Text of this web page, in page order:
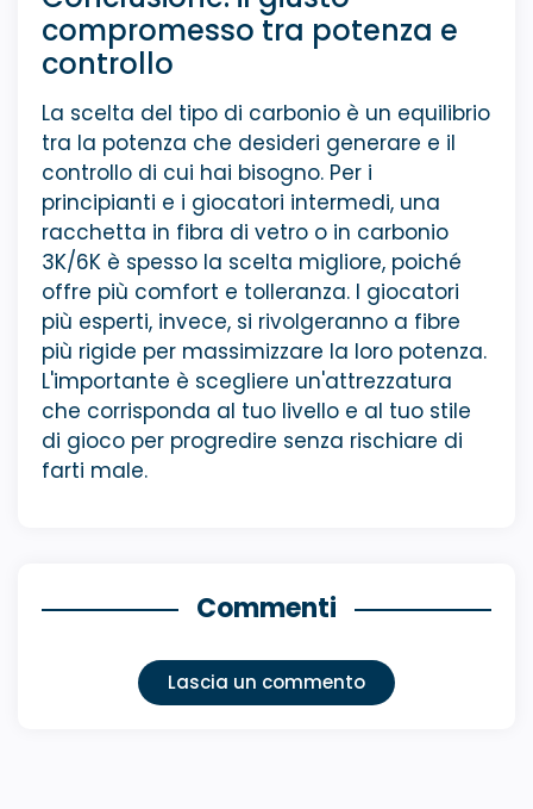
compromesso tra potenza e
controllo
La scelta del tipo di carbonio è un equilibrio
tra la potenza che desideri generare e il
controllo di cui hai bisogno. Per i
principianti e i giocatori intermedi, una
racchetta in fibra di vetro o in carbonio
3K/6K è spesso la scelta migliore, poiché
offre più comfort e tolleranza. I giocatori
più esperti, invece, si rivolgeranno a fibre
più rigide per massimizzare la loro potenza.
L'importante è scegliere un'attrezzatura
che corrisponda al tuo livello e al tuo stile
di gioco per progredire senza rischiare di
farti male.
Commenti
Lascia un commento